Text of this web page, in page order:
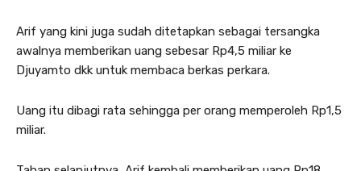
Arif yang kini juga sudah ditetapkan sebagai tersangka
awalnya memberikan uang sebesar Rp4,5 miliar ke
Djuyamto dkk untuk membaca berkas perkara.
Uang itu dibagi rata sehingga per orang memperoleh Rp1,5
miliar.